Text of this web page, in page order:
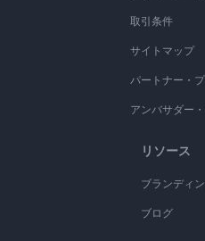
取引条件
サイトマップ
パートナー・
アンバサダー
リソース
ブランディ
ブログ